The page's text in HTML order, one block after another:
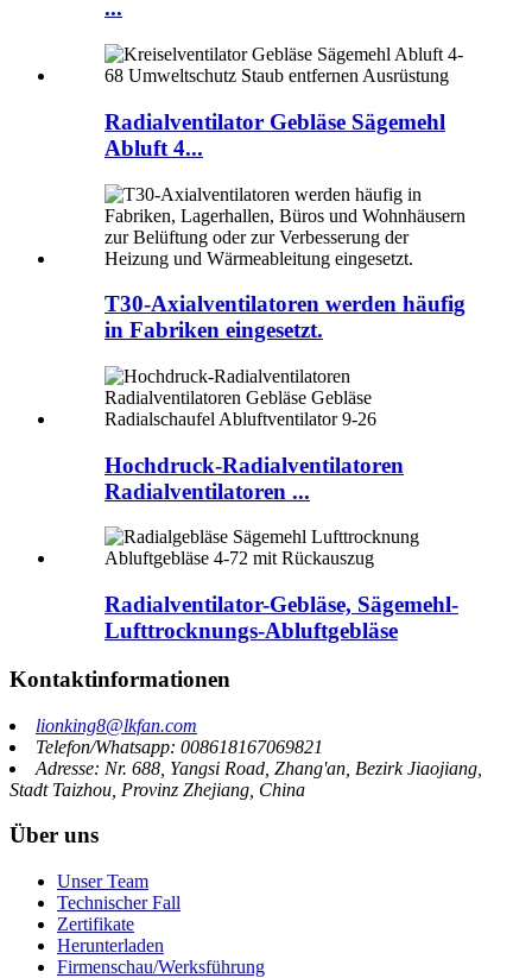
...
Radialventilator Gebläse Sägemehl
Abluft 4...
T30-Axialventilatoren werden häufig
in Fabriken eingesetzt.
Hochdruck-Radialventilatoren
Radialventilatoren ...
Radialventilator-Gebläse, Sägemehl-
Lufttrocknungs-Abluftgebläse
Kontaktinformationen
lionking8@lkfan.com
Telefon/Whatsapp: 008618167069821
Adresse: Nr. 688, Yangsi Road, Zhang'an, Bezirk Jiaojiang,
Stadt Taizhou, Provinz Zhejiang, China
Über uns
Unser Team
Technischer Fall
Zertifikate
Herunterladen
Firmenschau/Werksführung